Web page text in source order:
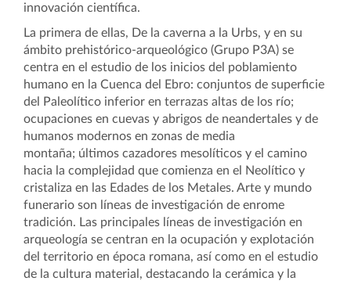
innovación científica.
La primera de ellas, De la caverna a la Urbs, y en su
ámbito prehistórico-arqueológico (Grupo P3A) se
centra en el estudio de los inicios del poblamiento
humano en la Cuenca del Ebro: conjuntos de superficie
del Paleolítico inferior en terrazas altas de los río;
ocupaciones en cuevas y abrigos de neandertales y de
humanos modernos en zonas de media
montaña; últimos cazadores mesolíticos y el camino
hacia la complejidad que comienza en el Neolítico y
cristaliza en las Edades de los Metales. Arte y mundo
funerario son líneas de investigación de enrome
tradición. Las principales líneas de investigación en
arqueología se centran en la ocupación y explotación
del territorio en época romana, así como en el estudio
de la cultura material, destacando la cerámica y la